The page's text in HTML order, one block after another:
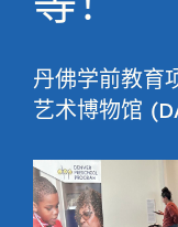
丹佛学前教育
艺术博物馆